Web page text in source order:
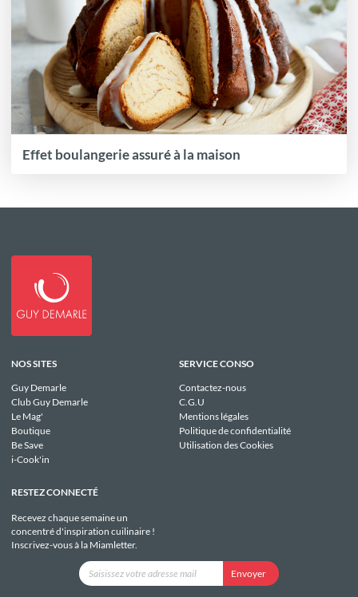
Effet boulangerie assuré à la maison
NOS SITES
Guy Demarle
Club Guy Demarle
Le Mag'
Boutique
Be Save
i-Cook'in
SERVICE CONSO
Contactez-nous
C.G.U
Mentions légales
Politique de confidentialité
Utilisation des Cookies
RESTEZ CONNECTÉ
Recevez chaque semaine un
concentré d'inspiration cuilinaire !
Inscrivez-vous à la Miamletter.